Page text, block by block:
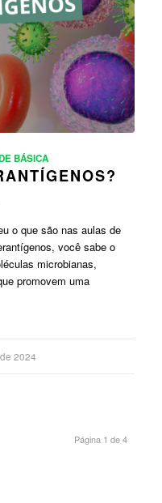
BÁSICA
o que são nas aulas de
você sabe o
microbianas,
promovem uma
2024
Página 1 de 4